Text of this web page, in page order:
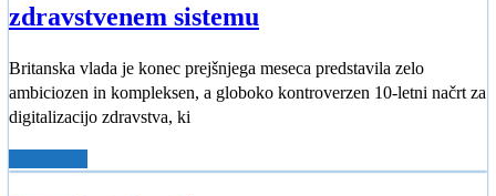
zdravstvenem sistemu
Britanska vlada je konec prejšnjega meseca predstavila zelo
ambiciozen in kompleksen, a globoko kontroverzen 10-letni načrt za
digitalizacijo zdravstva, ki